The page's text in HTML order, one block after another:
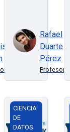
Rafael
Duarte
Pérez
Profesor
Procesos
CIENCIA
DE
DATOS